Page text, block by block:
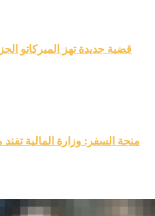
قضية جديدة تهز الميركاتو
منحة السفر: وزارة المالية